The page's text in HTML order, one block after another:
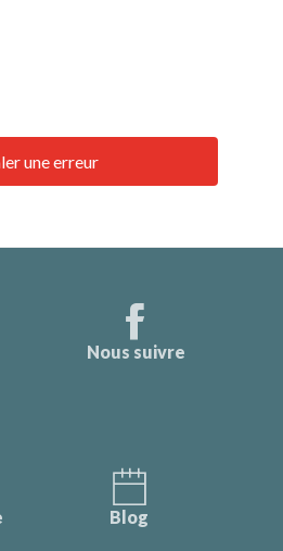
une erreur
Nous suivre
Blog